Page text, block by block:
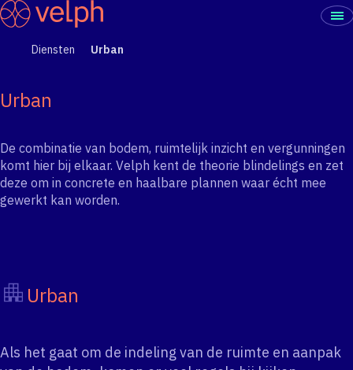
Diensten Urban
Urban
De combinatie van bodem, ruimtelijk inzicht en vergunningen
komt hier bij elkaar. Velph kent de theorie blindelings en zet
deze om in concrete en haalbare plannen waar écht mee
gewerkt kan worden.
Urban
Als het gaat om de indeling van de ruimte en aanpak